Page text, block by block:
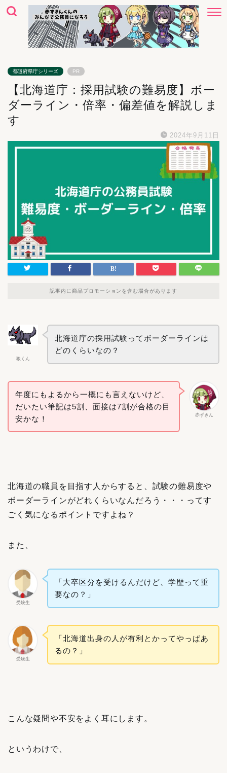
都道府県庁シリーズ PR
【北海道庁：採用試験の難易度】ボー
ダーライン・倍率・偏差値を解説しま
す
2024年9月11日
記事内に商品プロモーションを含む場合があります
狼くん
北海道庁の採用試験ってボーダーラインは
どのくらいなの？
赤ずきん
年度にもよるから一概にも言えないけど、
だいたい筆記は5割、面接は7割が合格の目
安かな！
北海道の職員を目指す人からすると、試験の難易度や
ボーダーラインがどれくらいなんだろう・・・ってす
ごく気になるポイントですよね？
また、
受験生
「大卒区分を受けるんだけど、学歴って重
要なの？」
受験生
「北海道出身の人が有利とかってやっぱあ
るの？」
こんな疑問や不安をよく耳にします。
というわけで、